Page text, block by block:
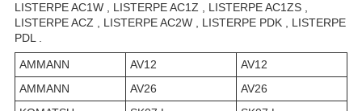
LISTERPE AC1W , LISTERPE AC1Z , LISTERPE AC1ZS ,
LISTERPE ACZ , LISTERPE AC2W , LISTERPE PDK , LISTERPE
PDL .
AMMANN AV12
AV12
AMMANN
AV26
AV26